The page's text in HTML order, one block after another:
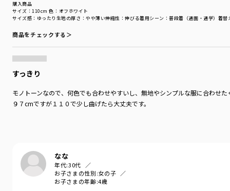
購入商品
サイズ感 ：ゆったり 生地の厚さ ：やや薄い伸縮性 ：伸びる着用シーン ：普段着（通園・通学） 着替
サイズ：110cm 色：オフホワイト
商品をチェックする＞
すっきり
モノトーンなので、何色でも合わせやすいし、無地やシンプルな服に合わせ
９７cmですが１１０で少し曲げたら大丈夫です。
なな
年代:30代
お子さまの性別:女の子
お子さまの年齢:4歳